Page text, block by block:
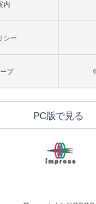
内
シー
プ
PC版で見る